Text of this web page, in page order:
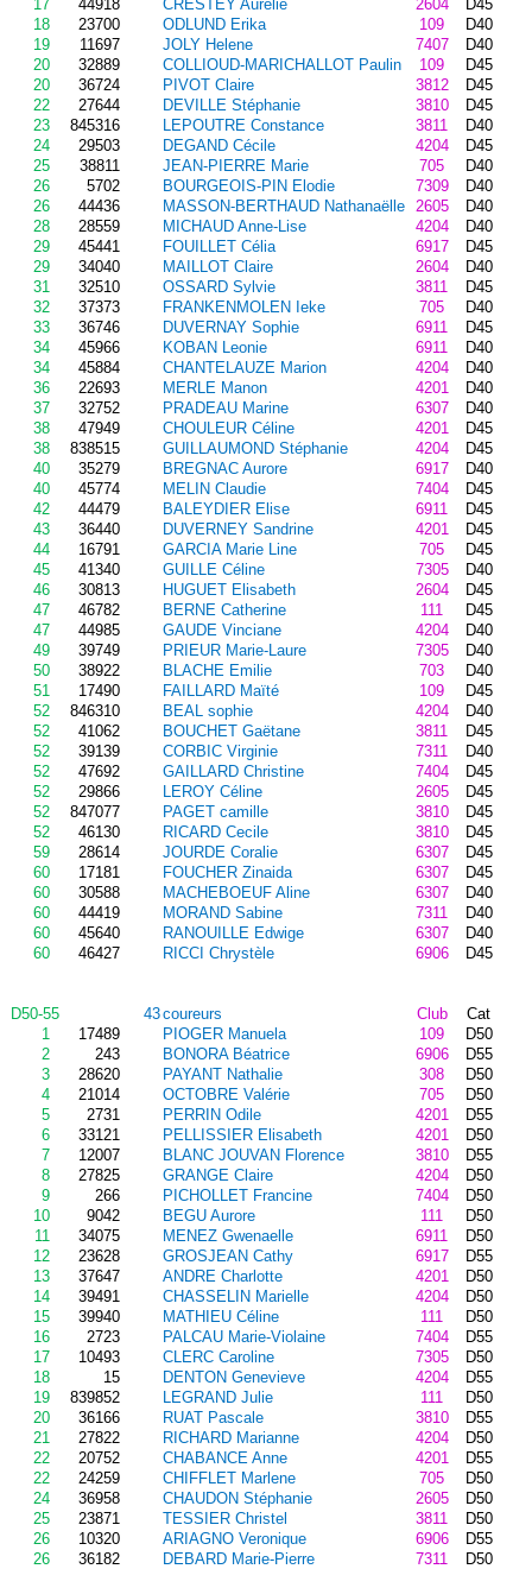
17 44918 CRESTEY Aurélie 2604
D45
18
23700 ODLUND Erika 109
D40
19
11697 JOLY Helene 7407
D40
20
32889 COLLIOUD-MARICHALLOT Paulin 109
D45
20
36724 PIVOT Claire 3812
D45
22
27644 DEVILLE Stéphanie 3810
D45
23
845316 LEPOUTRE Constance 3811
D40
24
29503 DEGAND Cécile 4204
D45
25
38811 JEAN-PIERRE Marie 705
D40
26
5702 BOURGEOIS-PIN Elodie 7309
D40
26
44436 MASSON-BERTHAUD Nathanaëlle 2605
D40
28
28559 MICHAUD Anne-Lise 4204
D40
29
45441 FOUILLET Célia 6917
D45
29
34040 MAILLOT Claire 2604
D40
31
32510 OSSARD Sylvie 3811
D45
32
37373 FRANKENMOLEN Ieke 705
D40
33
36746 DUVERNAY Sophie 6911
D45
34
45966 KOBAN Leonie 6911
D40
34
45884 CHANTELAUZE Marion 4204
D40
36
22693 MERLE Manon 4201
D40
37
32752 PRADEAU Marine 6307
D40
38
47949 CHOULEUR Céline 4201
D45
38
838515 GUILLAUMOND Stéphanie 4204
D45
40
35279 BREGNAC Aurore 6917
D40
40
45774 MELIN Claudie 7404
D45
42
44479 BALEYDIER Elise 6911
D45
43
36440 DUVERNEY Sandrine 4201
D45
44
16791 GARCIA Marie Line 705
D45
45
41340 GUILLE Céline 7305
D40
46
30813 HUGUET Elisabeth 2604
D45
47
46782 BERNE Catherine 111
D45
47
44985 GAUDE Vinciane 4204
D40
49
39749 PRIEUR Marie-Laure 7305
D40
50
38922 BLACHE Emilie 703
D40
51
17490 FAILLARD Maïté 109
D45
52
846310 BEAL sophie 4204
D40
52
41062 BOUCHET Gaëtane 3811
D45
52
39139 CORBIC Virginie 7311
D40
52
47692 GAILLARD Christine 7404
D45
52
29866 LEROY Céline 2605
D45
52
847077 PAGET camille 3810
D45
52
46130 RICARD Cecile 3810
D45
59
28614 JOURDE Coralie 6307
D45
60
17181 FOUCHER Zinaida 6307
D45
60
30588 MACHEBOEUF Aline 6307
D40
60
44419 MORAND Sabine 7311
D40
60
45640 RANOUILLE Edwige 6307
D40
60
46427 RICCI Chrystèle 6906 D45
D50-55 43coureurs Club
Cat
1
17489 PIOGER Manuela 109
D50
2
243 BONORA Béatrice 6906
D55
3
28620 PAYANT Nathalie 308
D50
4
21014 OCTOBRE Valérie 705
D50
5
2731 PERRIN Odile 4201
D55
6
33121 PELLISSIER Elisabeth 4201
D50
7
12007 BLANC JOUVAN Florence 3810
D55
8
27825 GRANGE Claire 4204
D50
9
266 PICHOLLET Francine 7404
D50
10
9042 BEGU Aurore 111
D50
11
34075 MENEZ Gwenaelle 6911
D50
12
23628 GROSJEAN Cathy 6917
D55
13
37647 ANDRE Charlotte 4201
D50
14
39491 CHASSELIN Marielle 4204
D50
15
39940 MATHIEU Céline 111
D50
16
2723 PALCAU Marie-Violaine 7404
D55
17
10493 CLERC Caroline 7305
D50
18
15 DENTON Genevieve 4204
D55
19
839852 LEGRAND Julie 111
D50
20
36166 RUAT Pascale 3810
D55
21
27822 RICHARD Marianne 4204
D50
22
20752 CHABANCE Anne 4201
D55
22
24259 CHIFFLET Marlene 705
D50
24
36958 CHAUDON Stéphanie 2605
D50
25
23871 TESSIER Christel 3811
D50
26
10320 ARIAGNO Veronique 6906
D55
26
36182 DEBARD Marie-Pierre 7311
D50